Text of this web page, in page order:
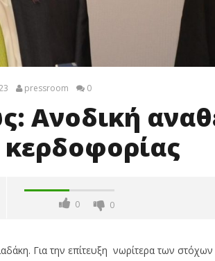
pressroom 0
Ανοδική
κερδοφορίας
0 0
Για την επίτευξη νωρίτερα των στόχων